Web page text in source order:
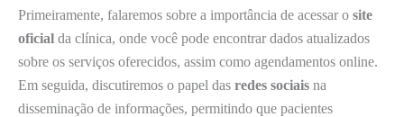
Primeiramente, falaremos sobre a importância de acessar o site
oficial da clínica, onde você pode encontrar dados atualizados
sobre os serviços oferecidos, assim como agendamentos online.
Em seguida, discutiremos o papel das redes sociais na
disseminação de informações, permitindo que pacientes